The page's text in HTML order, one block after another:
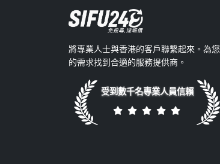
將專業人士與香港的客戶聯繫起來。為您
的需求找到合適的服務提供商。
受到數千名專業人員信賴